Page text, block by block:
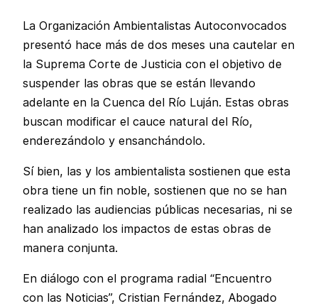
La Organización Ambientalistas Autoconvocados
presentó hace más de dos meses una cautelar en
la Suprema Corte de Justicia con el objetivo de
suspender las obras que se están llevando
adelante en la Cuenca del Río Luján. Estas obras
buscan modificar el cauce natural del Río,
enderezándolo y ensanchándolo.
Sí bien, las y los ambientalista sostienen que esta
obra tiene un fin noble, sostienen que no se han
realizado las audiencias públicas necesarias, ni se
han analizado los impactos de estas obras de
manera conjunta.
En diálogo con el programa radial “Encuentro
con las Noticias”, Cristian Fernández, Abogado